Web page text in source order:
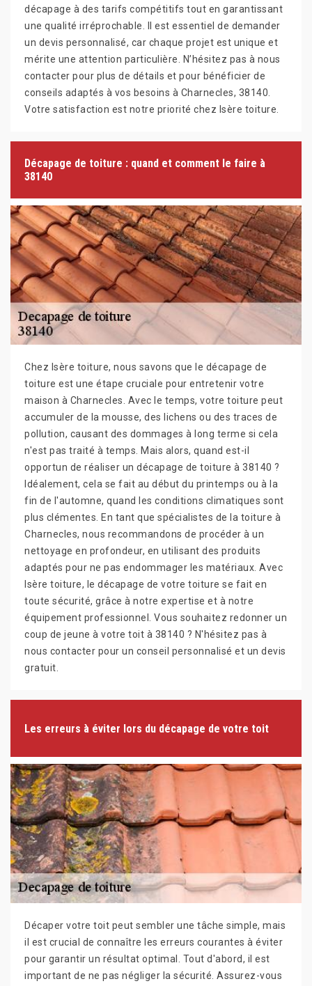
décapage à des tarifs compétitifs tout en garantissant
une qualité irréprochable. Il est essentiel de demander
un devis personnalisé, car chaque projet est unique et
mérite une attention particulière. N’hésitez pas à nous
contacter pour plus de détails et pour bénéficier de
conseils adaptés à vos besoins à Charnecles, 38140.
Votre satisfaction est notre priorité chez Isère toiture.
Décapage de toiture : quand et comment le faire à
38140
Chez Isère toiture, nous savons que le décapage de
toiture est une étape cruciale pour entretenir votre
maison à Charnecles. Avec le temps, votre toiture peut
accumuler de la mousse, des lichens ou des traces de
pollution, causant des dommages à long terme si cela
n'est pas traité à temps. Mais alors, quand est-il
opportun de réaliser un décapage de toiture à 38140 ?
Idéalement, cela se fait au début du printemps ou à la
fin de l'automne, quand les conditions climatiques sont
plus clémentes. En tant que spécialistes de la toiture à
Charnecles, nous recommandons de procéder à un
nettoyage en profondeur, en utilisant des produits
adaptés pour ne pas endommager les matériaux. Avec
Isère toiture, le décapage de votre toiture se fait en
toute sécurité, grâce à notre expertise et à notre
équipement professionnel. Vous souhaitez redonner un
coup de jeune à votre toit à 38140 ? N'hésitez pas à
nous contacter pour un conseil personnalisé et un devis
gratuit.
Les erreurs à éviter lors du décapage de votre toit
Décaper votre toit peut sembler une tâche simple, mais
il est crucial de connaître les erreurs courantes à éviter
pour garantir un résultat optimal. Tout d'abord, il est
important de ne pas négliger la sécurité. Assurez-vous